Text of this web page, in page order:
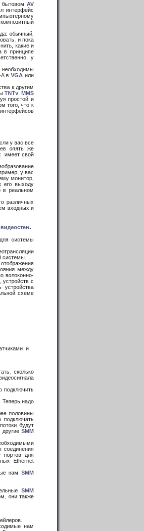
бытовомAV
интерфейс
обычный,
и пока
какие и
в принципе
у
необходимы
в VGA или
к другим
TNTv MMS
простой и
того, что к
у вас все
опять же
имеет свой
у вас
монитор,
его выходу
в реальном
различных
входных и
видеостен.
системы
системы.
между
волоконно-
устройств с
схеме
и
сколько
подключить
Теперь надо
половины
подключать
будут
другиеSMM
соединения
портов для
Ethernet
нам SMM
SMM
они также
нам